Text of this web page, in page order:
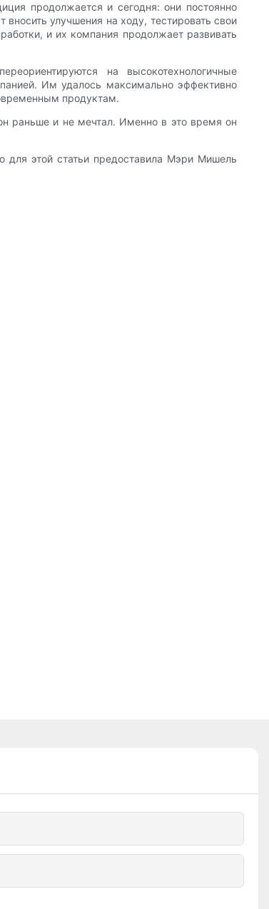
продолжается и сегодня: они постоянно
улучшения на ходу, тестировать свои
и их компания продолжает развивать
на высокотехнологичные
Им удалось максимально эффективно
продуктам.
раньше и не мечтал. Именно в это время он
для этой статьи предоставила Мэри Мишель